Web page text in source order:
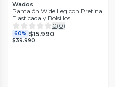
Wados
Pantalón Wide Leg con Pretina
Elasticada y Bolsillos
0(0)
60% $15.990
$39.990